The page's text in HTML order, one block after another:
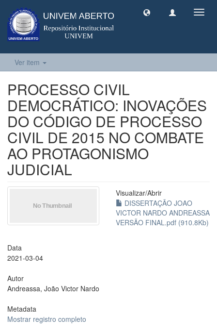
Ver item
PROCESSO CIVIL
DEMOCRÁTICO: INOVAÇÕES
DO CÓDIGO DE PROCESSO
CIVIL DE 2015 NO COMBATE
AO PROTAGONISMO
JUDICIAL
Visualizar/Abrir
DISSERTAÇÃO JOAO
VICTOR NARDO ANDREASSA
VERSÃO FINAL.pdf (910.8Kb)
Data
2021-03-04
Autor
Andreassa, João Victor Nardo
Metadata
Mostrar registro completo